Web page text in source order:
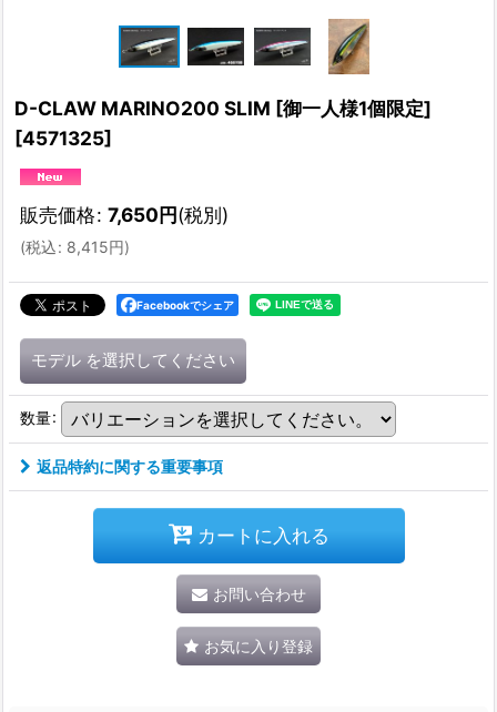
D-CLAW MARINO200 SLIM [御一人様1個限定]
[4571325]
販売価格: 7,650円(税別)
(税込: 8,415円)
Facebookでシェア
モデル を選択してください
数量:
返品特約に関する重要事項
カートに入れる
お問い合わせ
お気に入り登録